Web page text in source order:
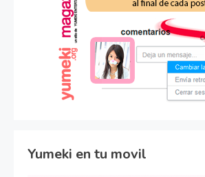
Yumeki en tu movil